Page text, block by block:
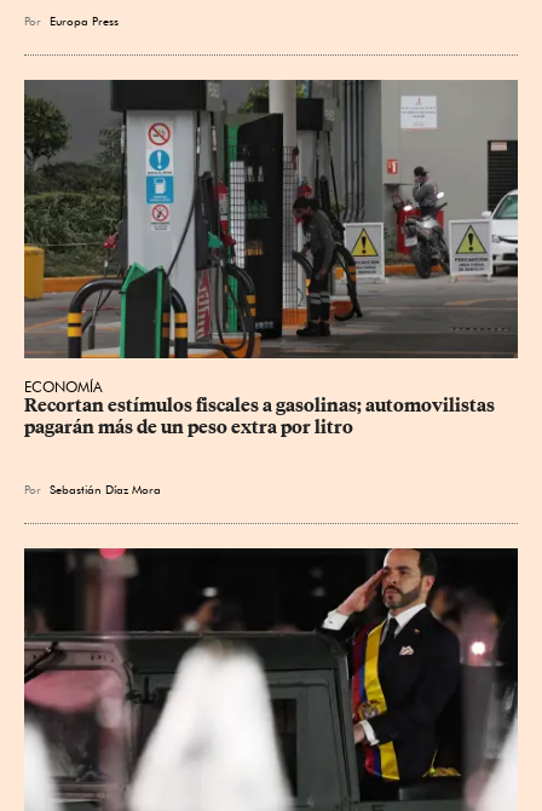
Por Europa Press
ECONOMÍA
Recortan estímulos fiscales a gasolinas; automovilistas
pagarán más de un peso extra por litro
Por Sebastián Díaz Mora